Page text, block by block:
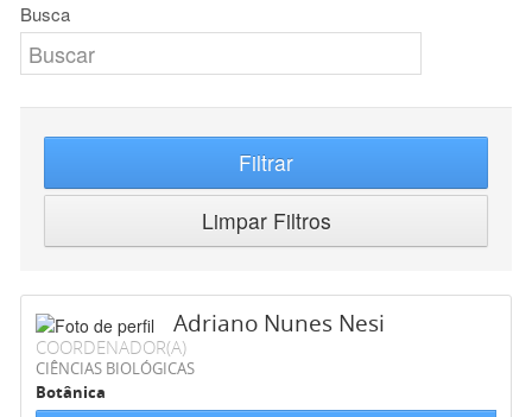
Busca
Filtrar
Limpar Filtros
Adriano Nunes Nesi
COORDENADOR(A)
CIÊNCIAS BIOLÓGICAS
Botânica